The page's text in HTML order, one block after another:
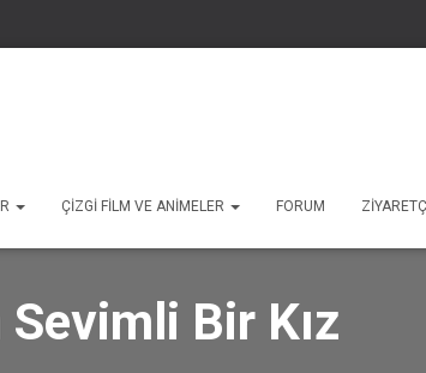
ÇIZGI FILM VE ANIMELER FORUM
Bir Kız